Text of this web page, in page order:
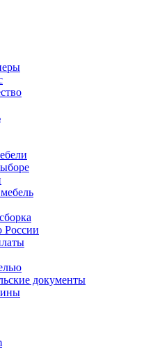
России
документы